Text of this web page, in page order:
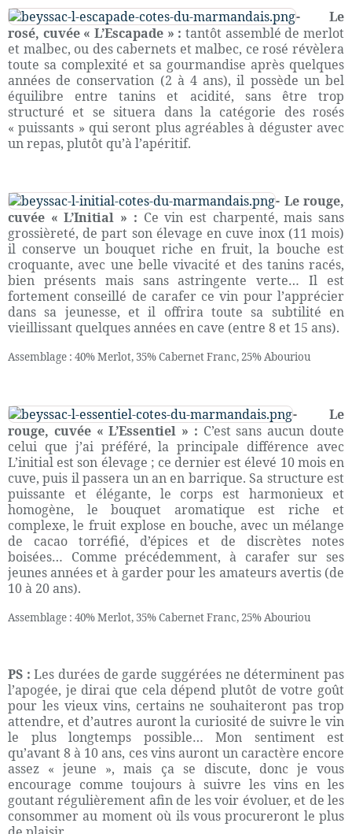
- Le
rosé, cuvée « L’Escapade » : tantôt assemblé de merlot
et malbec, ou des cabernets et malbec, ce rosé révèlera
toute sa complexité et sa gourmandise après quelques
années de conservation (2 à 4 ans), il possède un bel
équilibre entre tanins et acidité, sans être trop
structuré et se situera dans la catégorie des rosés
« puissants » qui seront plus agréables à déguster avec
un repas, plutôt qu’à l’apéritif.
- Le rouge,
cuvée « L’Initial » : Ce vin est charpenté, mais sans
grossièreté, de part son élevage en cuve inox (11 mois)
il conserve un bouquet riche en fruit, la bouche est
croquante, avec une belle vivacité et des tanins racés,
bien présents mais sans astringente verte… Il est
fortement conseillé de carafer ce vin pour l’apprécier
dans sa jeunesse, et il offrira toute sa subtilité en
vieillissant quelques années en cave (entre 8 et 15 ans).
Assemblage : 40% Merlot, 35% Cabernet Franc, 25% Abouriou
- Le
rouge, cuvée « L’Essentiel » : C’est sans aucun doute
celui que j’ai préféré, la principale différence avec
L’initial est son élevage ; ce dernier est élevé 10 mois en
cuve, puis il passera un an en barrique. Sa structure est
puissante et élégante, le corps est harmonieux et
homogène, le bouquet aromatique est riche et
complexe, le fruit explose en bouche, avec un mélange
de cacao torréfié, d’épices et de discrètes notes
boisées… Comme précédemment, à carafer sur ses
jeunes années et à garder pour les amateurs avertis (de
10 à 20 ans).
Assemblage : 40% Merlot, 35% Cabernet Franc, 25% Abouriou
PS : Les durées de garde suggérées ne déterminent pas
l’apogée, je dirai que cela dépend plutôt de votre goût
pour les vieux vins, certains ne souhaiteront pas trop
attendre, et d’autres auront la curiosité de suivre le vin
le plus longtemps possible… Mon sentiment est
qu’avant 8 à 10 ans, ces vins auront un caractère encore
assez « jeune », mais ça se discute, donc je vous
encourage comme toujours à suivre les vins en les
goutant régulièrement afin de les voir évoluer, et de les
consommer au moment où ils vous procureront le plus